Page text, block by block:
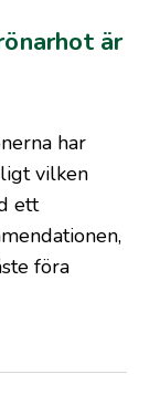
är
har
vilken
ett
föra